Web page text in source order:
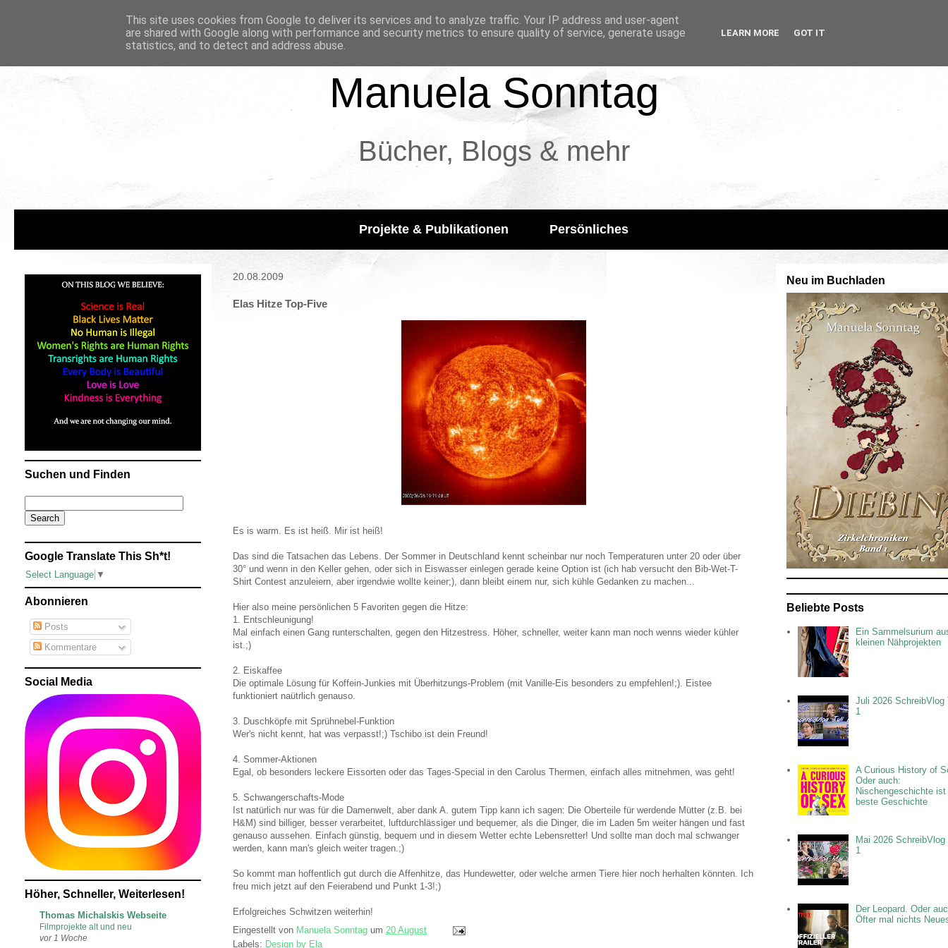
Manuela Sonntag
Bücher, Blogs & mehr
Projekte & Publikationen Persönliches
20.08.2009
Elas Hitze Top-Five
Es is warm. Es ist heiß. Mir ist heiß!
Das sind die Tatsachen das Lebens. Der Sommer in Deutschland kennt scheinbar nur noch Temperaturen unter 20 oder über
30° und wenn in den Keller gehen, oder sich in Eiswasser einlegen gerade keine Option ist (ich hab versucht den Bib-Wet-T-
Shirt Contest anzuleiern, aber irgendwie wollte keiner;), dann bleibt einem nur, sich kühle Gedanken zu machen...
Hier also meine persönlichen 5 Favoriten gegen die Hitze:
1. Entschleunigung!
Mal einfach einen Gang runterschalten, gegen den Hitzestress. Höher, schneller, weiter kann man noch wenns wieder kühler
ist.;)
2. Eiskaffee
Die optimale Lösung für Koffein-Junkies mit Überhitzungs-Problem (mit Vanille-Eis besonders zu empfehlen!;). Eistee
funktioniert naütrlich genauso.
3. Duschköpfe mit Sprühnebel-Funktion
Wer's nicht kennt, hat was verpasst!;) Tschibo ist dein Freund!
4. Sommer-Aktionen
Egal, ob besonders leckere Eissorten oder das Tages-Special in den Carolus Thermen, einfach alles mitnehmen, was geht!
5. Schwangerschafts-Mode
Ist natürlich nur was für die Damenwelt, aber dank A. gutem Tipp kann ich sagen: Die Oberteile für werdende Mütter (z.B. bei
H&M) sind billiger, besser verarbeitet, luftdurchlässiger und bequemer, als die Dinger, die im Laden 5m weiter hängen und fast
genauso aussehen. Einfach günstig, bequem und in diesem Wetter echte Lebensretter! Und sollte man doch mal schwanger
werden, kann man's gleich weiter tragen.;)
So kommt man hoffentlich gut durch die Affenhitze, das Hundewetter, oder welche armen Tiere hier noch herhalten könnten. Ich
freu mich jetzt auf den Feierabend und Punkt 1-3!;)
Erfolgreiches Schwitzen weiterhin!
Eingestellt von Manuela Sonntag um 20 August
Labels: Design by Ela
Suchen und Finden
Google Translate This Sh*t!
Select Language ▼
Abonnieren
Posts
Kommentare
Social Media
Höher, Schneller, Weiterlesen!
Thomas Michalskis Webseite
Filmprojekte alt und neu
vor 1 Woche
Neu im Buchladen
Beliebte Posts
Ein Sammelsurium
kleinen Nähprojekten
Juli 2026 SchreibVlog
1
A Curious History of
Oder auch:
Nischengeschichte ist
beste Geschichte
Mai 2026 SchreibVlog
1
Der Leopard. Oder
Öfter mal nichts
This site uses cookies from Google to deliver its services and to analyze traffic. Your IP address and user-agent
are shared with Google along with performance and security metrics to ensure quality of service, generate usage
statistics, and to detect and address abuse.
LEARN MORE GOT IT